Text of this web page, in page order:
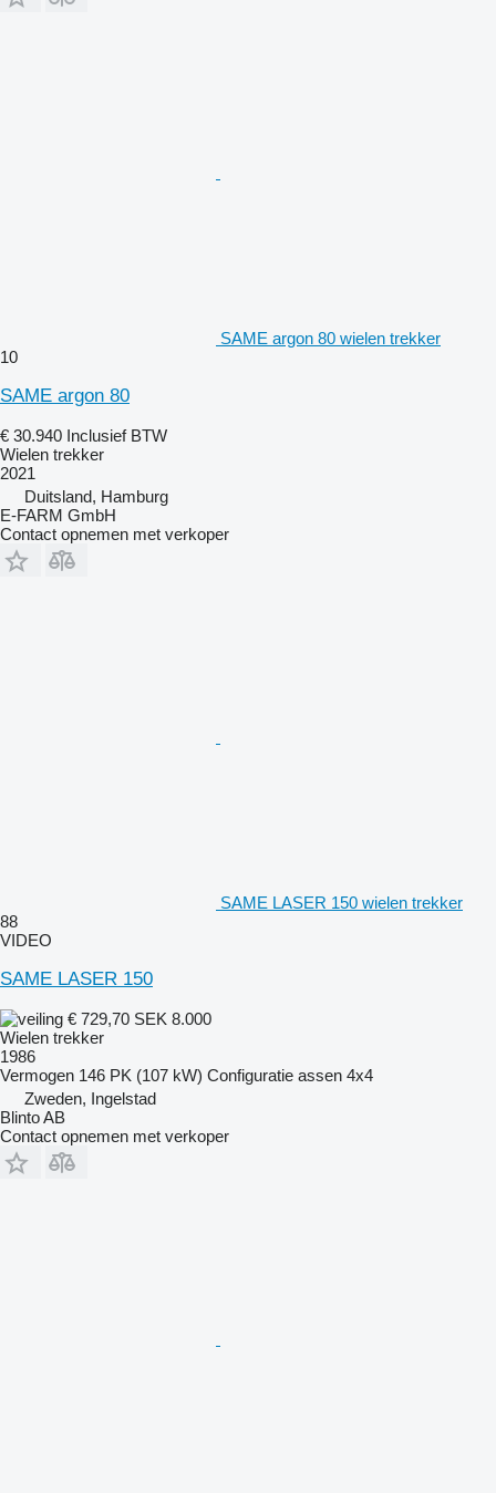
SAME argon 80 wielen trekker
10
SAME argon 80
€ 30.940 Inclusief BTW
Wielen trekker
2021
Duitsland, Hamburg
E-FARM GmbH
Contact opnemen met verkoper
SAME LASER 150 wielen trekker
88
VIDEO
SAME LASER 150
€ 729,70 SEK 8.000
Wielen trekker
1986
Vermogen 146 PK (107 kW) Configuratie assen 4x4
Zweden, Ingelstad
Blinto AB
Contact opnemen met verkoper